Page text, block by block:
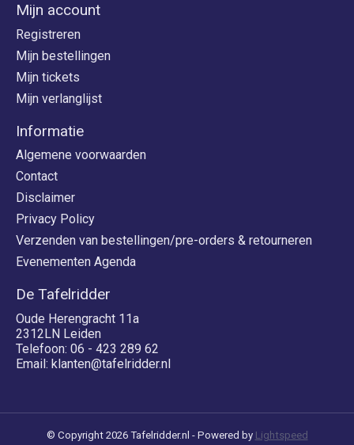
Mijn account
Registreren
Mijn bestellingen
Mijn tickets
Mijn verlanglijst
Informatie
Algemene voorwaarden
Contact
Disclaimer
Privacy Policy
Verzenden van bestellingen/pre-orders & retourneren
Evenementen Agenda
De Tafelridder
Oude Herengracht 11a
2312LN Leiden
Telefoon: 06 - 423 289 62
Email: klanten@tafelridder.nl
© Copyright 2026 Tafelridder.nl - Powered by Lightspeed